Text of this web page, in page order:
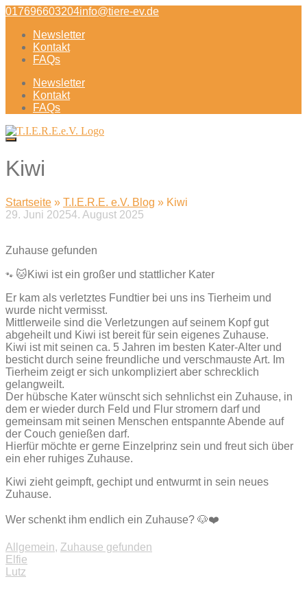
Direkt
Inhalt
017696603204info@tiere-ev.de
Newsletter
Kontakt
FAQs
Newsletter
Kontakt
FAQs
Kiwi
Startseite » T.I.E.R.E. e.V. Blog » Kiwi
29. Juni 20254. August 2025
Zuhause gefunden
🐾 🐱Kiwi ist ein großer und stattlicher Kater
Er kam als verletztes Fundtier bei uns ins Tierheim und
wurde nicht vermisst.
Mittlerweile sind die Verletzungen auf seinem Kopf gut
abgeheilt und Kiwi ist bereit für sein eigenes Zuhause.
Kiwi ist mit seinen ca. 5 Jahren im besten Kater-Alter und
besticht durch seine freundliche und verschmauste Art. Im
Tierheim zeigt er sich unkompliziert aber schrecklich
gelangweilt.
Der hübsche Kater wünscht sich sehnlichst ein Zuhause, in
dem er wieder durch Feld und Flur stromern darf und
gemeinsam mit seinen Menschen entspannte Abende auf
der Couch genießen darf.
Hierfür möchte er gerne Einzelprinz sein und freut sich über
ein eher ruhiges Zuhause.
Kiwi zieht geimpft, gechipt und entwurmt in sein neues
Zuhause.
Wer schenkt ihm endlich ein Zuhause? 🐶❤️
Allgemein, Zuhause gefunden
Beitragsnavigation
Elfie
Lutz